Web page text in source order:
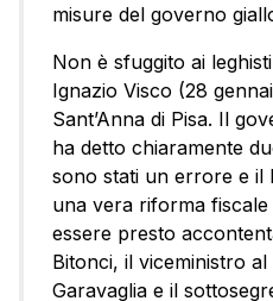
misure del governo
Non è sfuggito ai
Ignazio Visco (28
Sant’Anna di Pisa. Il
ha detto chiaramente
sono stati un errore e il
una vera riforma
essere presto
Bitonci, il viceministro
Garavaglia e il